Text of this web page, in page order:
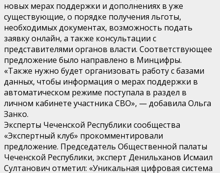
новых мерах поддержки и дополнениях в уже
существующие, о порядке получения льготы,
необходимых документах, возможность подать
заявку онлайн, а также консультации с
представителями органов власти. Соответствующее
предложение было направлено в Минцифры.
«Также нужно будет организовать работу с базами
данных, чтобы информация о мерах поддержки в
автоматическом режиме поступала в раздел в
личном кабинете участника СВО», — добавила Ольга
Занко.
Эксперты Чеченской Республики сообщества
«Экспертный клуб» прокомментировали
предложение. Председатель Общественной палаты
Чеченской Республики, эксперт Денильханов Исмаил
Султанович отметил: «Уникальная цифровая система